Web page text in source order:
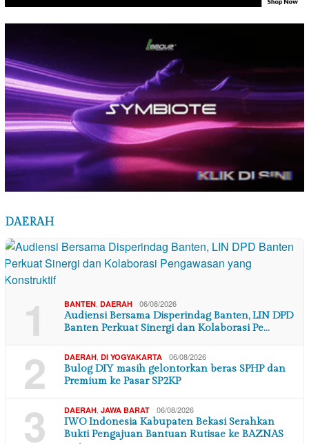
DAERAH
1 BANTEN, DAERAH 06/08/2026
Audiensi Bersama Disperindag Banten, LIN DPD
Banten Perkuat Sinergi dan Kolaborasi Pe…
2 DAERAH, DI YOGYAKARTA 06/08/2026
Bulog DIY masih gelontorkan beras SPHP dan
Premium ke Pasar SP2KP
3 DAERAH, JAWA BARAT 06/08/2026
IWO Indonesia Kabupaten Bekasi Serahkan
Bukti Pengajuan Bantuan Rutisae ke BAZNAS